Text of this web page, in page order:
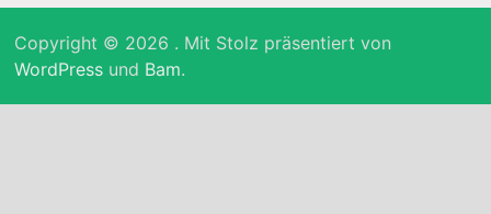
Copyright © 2026 . Mit Stolz präsentiert von
WordPressund Bam.